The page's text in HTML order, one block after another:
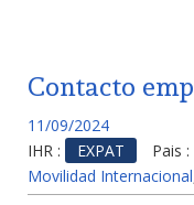
Contacto
11/09/2024
IHR :
EXPAT Pais :
Movilidad Internacional